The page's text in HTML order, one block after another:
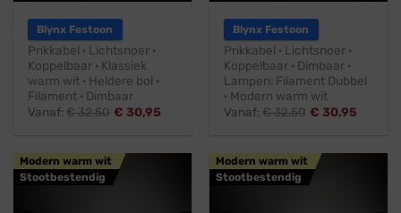
Blynx Festoon
Prikkabel · Lichtsnoer ·
Koppelbaar · Klassiek
warm wit · Heldere bol ·
Filament · Dimbaar
Vanaf:€32,50 € 30,95
Blynx Festoon
Prikkabel · Lichtsnoer ·
Koppelbaar · Dimbaar ·
Lampen: Filament Dubbel
· Modern warm wit
Vanaf:€32,50 € 30,95
Modern warm wit
Stootbestendig
Modern warm wit
Stootbestendig